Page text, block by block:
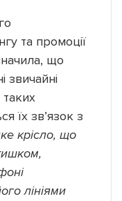
та промоції
що
звичайні
їх зв’язок з
крісло, що
лініями